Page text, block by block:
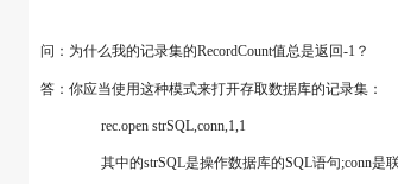
问：为什么我的记录集的RecordCount值总是返回-1？
答：你应当使用这种模式来打开存取数据库的记录集：
rec.open strSQL,conn,1,1
其中的strSQL是操作数据库的SQL语句;conn是联接